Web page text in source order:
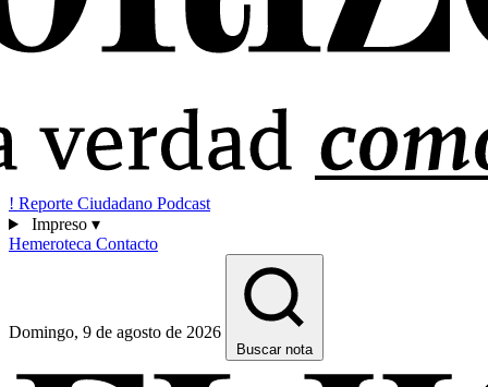
! Reporte Ciudadano Podcast
Impreso ▾
Hemeroteca Contacto
Domingo, 9 de agosto de 2026
Buscar nota